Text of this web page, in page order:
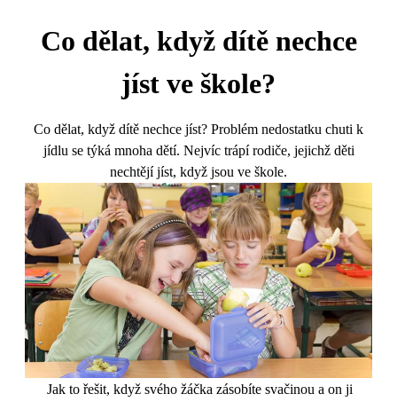
Co dělat, když dítě nechce
jíst ve škole?
Co dělat, když dítě nechce jíst? Problém nedostatku chuti k
jídlu se týká mnoha dětí. Nejvíc trápí rodiče, jejichž děti
nechtějí jíst, když jsou ve škole.
Jak to řešit, když svého žáčka zásobíte svačinou a on ji